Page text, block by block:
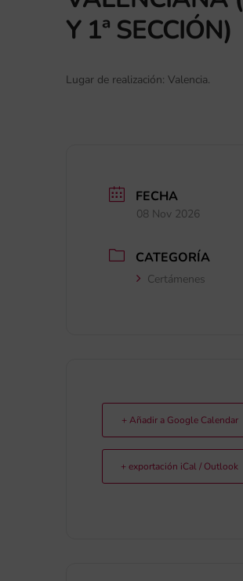
ActualidadY 1ª SECCIÓN)
Lugar de realización: Valencia.
FECHA
08 Nov 2026
CATEGORÍA
Certámenes
+ Añadir a Google Calendar
+ exportación iCal / Outlook